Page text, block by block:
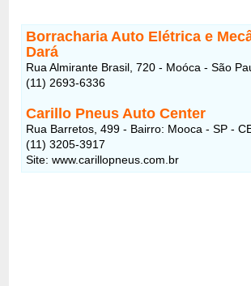
Borracharia Auto Elétrica e
Dará
Rua Almirante Brasil, 720 - Moóca - São
(11) 2693-6336
Carillo Pneus Auto Center
Rua Barretos, 499 - Bairro: Mooca - SP -
(11) 3205-3917
Site: www.carillopneus.com.br